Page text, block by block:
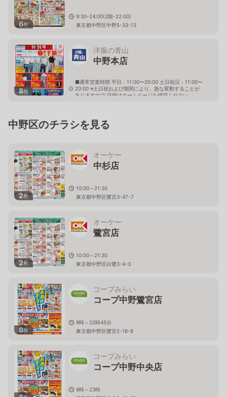
6枚
9:30-24:00(2階-22:00)
東京都中野区中野5-33-13
8枚
洋服の青山
中野本店
■通常営業時間 平日：11:00〜20:00 土日祝日：11:00〜
20:00 ※土日祝および期間により、急な変動することが
ありますので 詳細はホームページを確認ください
中野区のチラシを見る
2枚
オーケー
中杉店
10:00～21:30
東京都中野区鷺宮3-47-7
2枚
オーケー
鷺宮店
10:00～21:30
東京都中野区白鷺3-4-3
6枚
コープみらい
コープ中野鷺宮店
9時～22時45分
東京都中野区鷺宮2-18-8
コープみらい
コープ中野中央店
9時～23時